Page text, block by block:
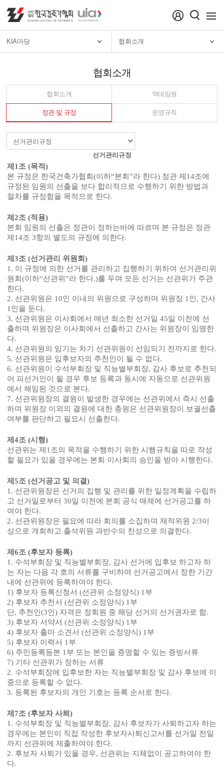
menu
KIA마당 협회소개
협회소개
협회소개 역대임원
정관 및 규정 운영규칙
선거관리규정
제 1 조(목적)
본 규정은 한국건축가협회(이하“본회”라 한다) 정관 제 14조에
규정된 임원의 선출을 보다 합리적으로 수행하기 위한 방법과
절차를 규정함을 목적으로 한다.
제2조(적용)
본회 임원의 선출은 정관이 정하는바에 따르며 본 규정은 정관
제 14조3항의 별도의 규정에 의한다.
제3조(선거관리 위원회)
1. 이 규정에 의한 선거를 관리하고 집행하기 위하여 선거관리위
원회(이하“선관위”라 한다.)를 두며 모든 선거는 선관위가 주관
한다.
2. 선관위원은 10인 이내의 위원으로 구성하며 위원장 1 인 , 간사
1 인을 둔다.
3. 선관위원은 이사회에서 매년 최소한 선거일45일 이전에 선
출하며 위원장은 이사회에서 선출하고 간사는 위원장이 임명한
다.
4. 선관위원의 임기는 차기 선관위원이 선임되기 전까지로 한다.
5. 선관위원은 입후보자의 추천인이 될 수 없다.
6. 선관위원이 수석부회장 및 직능별부회장, 감사 후보로 추천되
어 피선거인이 될 경우 후보 등록과 동시에 자동으로 선관위원
에서 해임된 것으로 본다.
7. 선관위원장의 결원이 발생한 경우에는 선관위에서 즉시 선출
하며 위원장 이외의 결원에 대한 충원은 선관위원장이 보궐선출
여부를 판단하고 필요시 선출한다.
제4조(시행)
선관위는 제 1 조의 목적을 수행하기 위한 시행규칙을 따로 작성
할 필요가 있을 경우에는 본회 이사회의 승인을 받아 시행한다.
제5조(선거공고 및 의결)
1. 선관위원장은 선거의 집행 및 관리를 위한 일정계획을 수립하
고 선거일로부터30일 이전에 본회 공식 매체에 선거공고를 하
여야 한다.
2. 선관위원장은 필요에 따라 회의를 소집하며 재적위원 2/3이
상으로 개회하고 출석위원 과반수의 찬성으로 의결한다.
제6조(후보자 등록)
1. 수석부회장 및 직능별부회장, 감사 선거에 입후보 하고자 하
는 자는 다음 각 호의 서류를 구비하여 선거공고에서 정한 기간
내에 선관위에 등록하여야 한다.
1) 후보자 등록신청서(선관위 소정양식) 1 부
2) 후보자 추천서(선관위 소정양식) 1 부
단, 추천인(3인) 자격은 정회원 중 해당 선거의 선거권자로 함.
3) 후보자 서약서(선관위 소정양식) 1 부
4) 후보자 출마 소견서(선관위 소정양식) 1 부
5) 후보자 이력서 1 부
6) 주민등록등본 1 부 또는 본인을 증명할 수 있는 증빙서류
7) 기타 선관위가 정하는 서류
2. 수석부회장에 입후보한 자는 직능별부회장 및 감사 후보에 이
중으로 등록할 수 없다.
3. 등록된 후보자의 개인 기호는 등록 순서로 한다.
제 7조(후보자 사퇴)
1. 수석부회장 및 직능별부회장, 감사 후보자가 사퇴하고자 하는
경우에는 본인이 직접 작성한 후보자사퇴신고서를 선거일 전일
까지 선관위에 제출하여야 한다.
2. 후보자 사퇴가 있을 경우, 선관위는 지체없이 공고하여야 한
다.